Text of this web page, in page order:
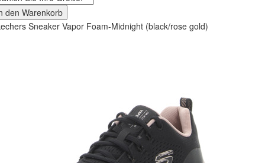
den Warenkorb
Sneaker Vapor Foam-Midnight (black/rose gold)